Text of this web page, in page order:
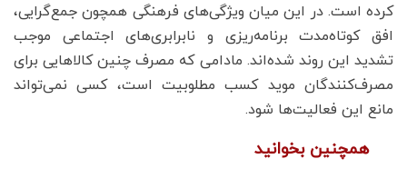
کرده است. در این میان ویژگی‌های فرهنگی همچون جمع‌گرایی،
افق کوتاه‌مدت برنامه‌ریزی و نابرابری‌های اجتماعی موجب
تشدید این روند شده‌اند. مادامی که مصرف چنین کالاهایی برای
مصرف‌کنندگان موید کسب مطلوبیت است، کسی نمی‌تواند
مانع این فعالیت‌ها شود.
همچنین بخوانید